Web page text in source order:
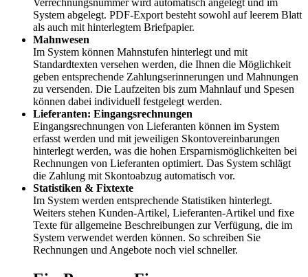
System abgelegt. PDF-Export besteht sowohl auf leerem Blatt
als auch mit hinterlegtem Briefpapier.
Mahnwesen
Im System können Mahnstufen hinterlegt und mit
Standardtexten versehen werden, die Ihnen die Möglichkeit
geben entsprechende Zahlungserinnerungen und Mahnungen
zu versenden. Die Laufzeiten bis zum Mahnlauf und Spesen
können dabei individuell festgelegt werden.
Lieferanten: Eingangsrechnungen
Eingangsrechnungen von Lieferanten können im System
erfasst werden und mit jeweiligen Skontovereinbarungen
hinterlegt werden, was die hohen Ersparnismöglichkeiten bei
Rechnungen von Lieferanten optimiert. Das System schlägt
die Zahlung mit Skontoabzug automatisch vor.
Statistiken & Fixtexte
Im System werden entsprechende Statistiken hinterlegt.
Weiters stehen Kunden-Artikel, Lieferanten-Artikel und fixe
Texte für allgemeine Beschreibungen zur Verfügung, die im
System verwendet werden können. So schreiben Sie
Rechnungen und Angebote noch viel schneller.